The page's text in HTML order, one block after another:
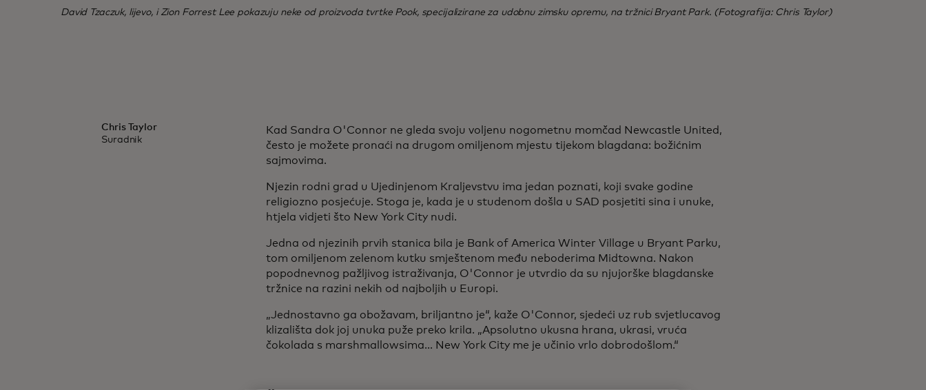
David Tzaczuk, lijevo, i Zion Forrest Lee pokazuju neke od proizvoda tvrtke Pook, specijalizirane za udobnu zimsku opremu, na tržnici Bryant Park. (Fotografija: Chris Taylor)
Chris Taylor
Suradnik
Kad Sandra O'Connor ne gleda svoju voljenu nogometnu momčad Newcastle United,
često je možete pronaći na drugom omiljenom mjestu tijekom blagdana: božićnim
sajmovima.
Njezin rodni grad u Ujedinjenom Kraljevstvu ima jedan poznati, koji svake godine
religiozno posjećuje. Stoga je, kada je u studenom došla u SAD posjetiti sina i unuke,
htjela vidjeti što New York City nudi.
Jedna od njezinih prvih stanica bila je Bank of America Winter Village u Bryant Parku,
tom omiljenom zelenom kutku smještenom među neboderima Midtowna. Nakon
popodnevnog pažljivog istraživanja, O'Connor je utvrdio da su njujorške blagdanske
tržnice na razini nekih od najboljih u Europi.
„Jednostavno ga obožavam, briljantno je“, kaže O'Connor, sjedeći uz rub svjetlucavog
klizališta dok joj unuka puže preko krila. „Apsolutno ukusna hrana, ukrasi, vruća
čokolada s marshmallowsima... New York City me je učinio vrlo dobrodošlom.“